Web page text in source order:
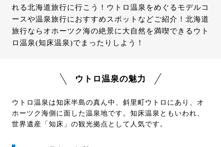
れる北海道旅行に行こう！ウトロ温泉をめぐるモデルコ
ースや温泉旅行におすすめスポットなどご紹介！北海道
旅行ならオホーツク海の絶景に大自然を満喫できるウト
ロ温泉(知床温泉)でまったりしよう！
ウトロ温泉の魅力
ウトロ温泉は知床半島の真ん中、斜里町ウトロにあり、オ
ホーツク海側に面した温泉地です。知床温泉ともいわれ、
世界遺産「知床」の観光拠点として人気です。